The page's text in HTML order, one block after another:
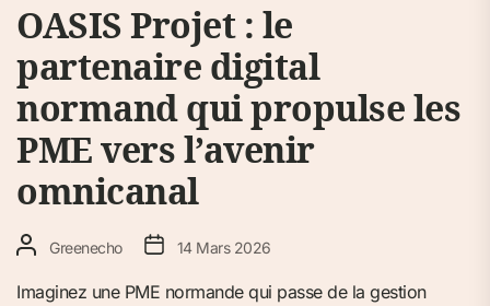
OASIS Projet : le
partenaire digital
normand qui propulse les
PME vers l’avenir
omnicanal
Greenecho 14 Mars 2026
Imaginez une PME normande qui passe de la gestion